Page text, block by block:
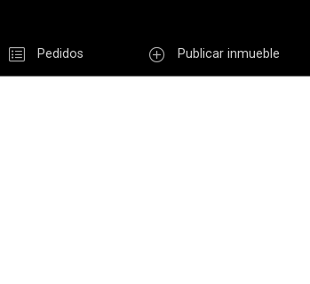
Usuario
Pedidos Publicar inmueble